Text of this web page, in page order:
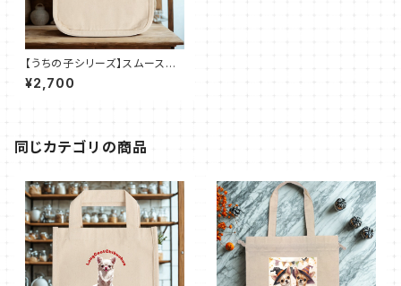
【うちの子シリーズ】スムースコ
ートチワワ【チョコレートタン】ロ
コトート（Ｓ）
¥2,700
同じカテゴリの商品